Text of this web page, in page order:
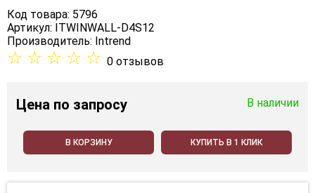
Код товара: 5796
Артикул: ITWINWALL-D4S12
Производитель: Intrend
☆ ☆ ☆ ☆ ☆ 0 отзывов
Цена по запросу В наличии
В КОРЗИНУ КУПИТЬ В 1 КЛИК